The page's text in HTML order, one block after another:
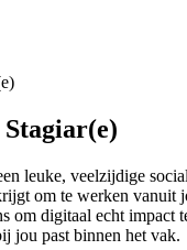
leuke, veelzijdige
om te werken vanuit
om digitaal echt impact
jou past binnen het vak.